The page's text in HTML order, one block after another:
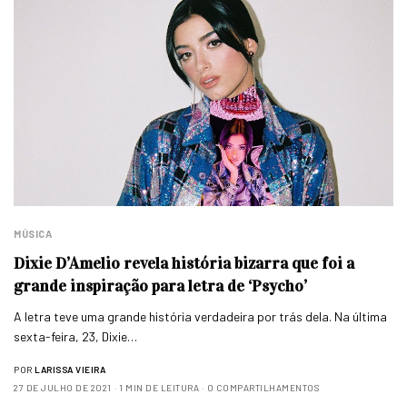
MÚSICA
Dixie D’Amelio revela história bizarra que foi a
grande inspiração para letra de ‘Psycho’
A letra teve uma grande história verdadeira por trás dela. Na última
sexta-feira, 23, Dixie…
POR LARISSA VIEIRA
27 DE JULHO DE 2021
1 MIN DE LEITURA 0 COMPARTILHAMENTOS